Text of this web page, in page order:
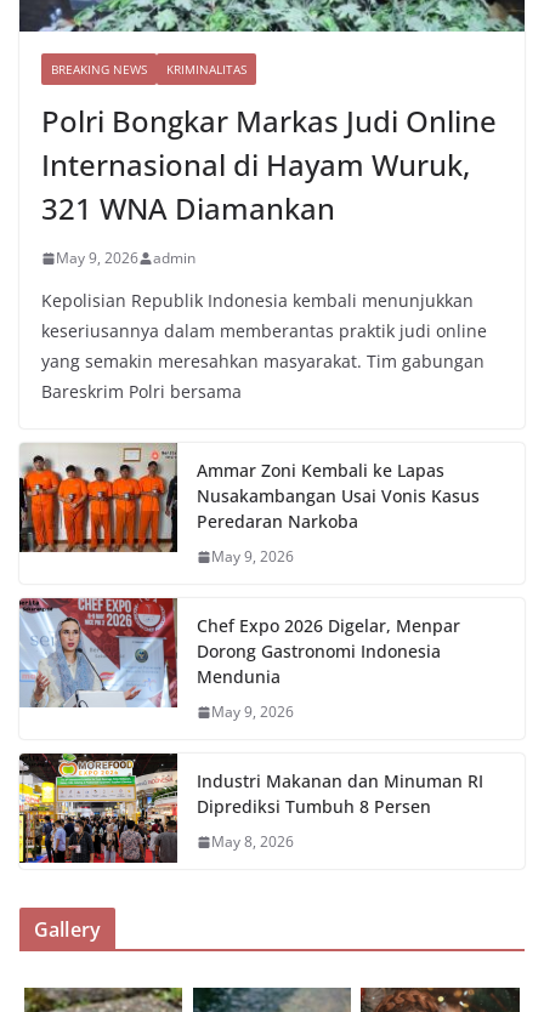
BREAKING NEWS KRIMINALITAS
Polri Bongkar Markas Judi Online
Internasional di Hayam Wuruk,
321 WNA Diamankan
May 9, 2026 admin
Kepolisian Republik Indonesia kembali menunjukkan
keseriusannya dalam memberantas praktik judi online
yang semakin meresahkan masyarakat. Tim gabungan
Bareskrim Polri bersama
Ammar Zoni Kembali ke Lapas
Nusakambangan Usai Vonis Kasus
Peredaran Narkoba
May 9, 2026
Chef Expo 2026 Digelar, Menpar
Dorong Gastronomi Indonesia
Mendunia
May 9, 2026
Industri Makanan dan Minuman RI
Diprediksi Tumbuh 8 Persen
May 8, 2026
Gallery